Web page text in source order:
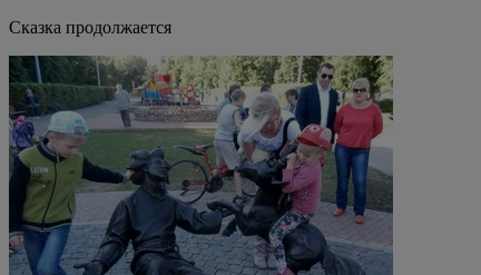
Сказка продолжается